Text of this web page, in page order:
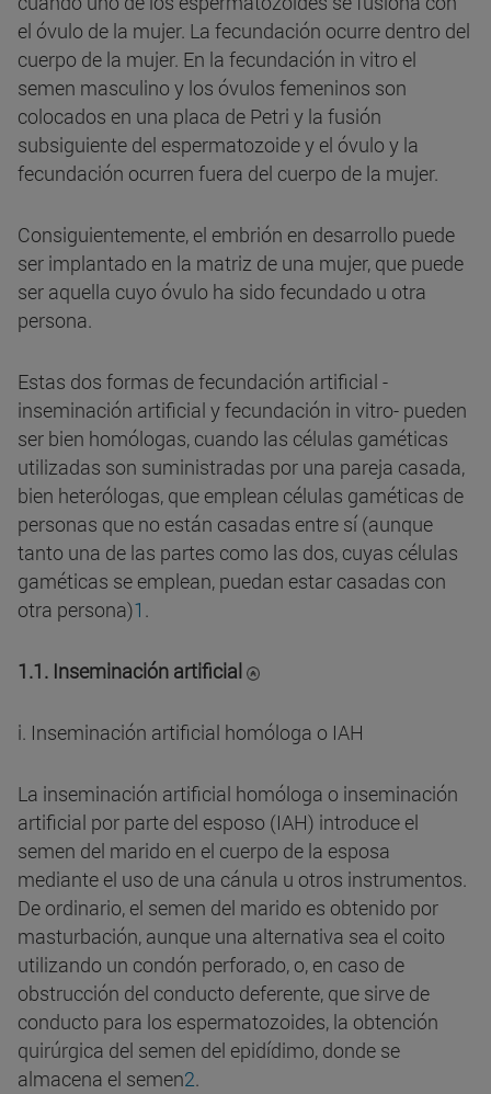
el óvulo de la mujer. La fecundación ocurre dentro del
cuerpo de la mujer. En la fecundación in vitro el
semen masculino y los óvulos femeninos son
colocados en una placa de Petri y la fusión
subsiguiente del espermatozoide y el óvulo y la
fecundación ocurren fuera del cuerpo de la mujer.
Consiguientemente, el embrión en desarrollo puede
ser implantado en la matriz de una mujer, que puede
ser aquella cuyo óvulo ha sido fecundado u otra
persona.
Estas dos formas de fecundación artificial -
inseminación artificial y fecundación in vitro- pueden
ser bien homólogas, cuando las células gaméticas
utilizadas son suministradas por una pareja casada,
bien heterólogas, que emplean células gaméticas de
personas que no están casadas entre sí (aunque
tanto una de las partes como las dos, cuyas células
gaméticas se emplean, puedan estar casadas con
otra persona)1 .
1.1. Inseminación artificial
i. Inseminación artificial homóloga o IAH
La inseminación artificial homóloga o inseminación
artificial por parte del esposo (IAH) introduce el
semen del marido en el cuerpo de la esposa
mediante el uso de una cánula u otros instrumentos.
De ordinario, el semen del marido es obtenido por
masturbación, aunque una alternativa sea el coito
utilizando un condón perforado, o, en caso de
obstrucción del conducto deferente, que sirve de
conducto para los espermatozoides, la obtención
quirúrgica del semen del epidídimo, donde se
almacena el semen2.